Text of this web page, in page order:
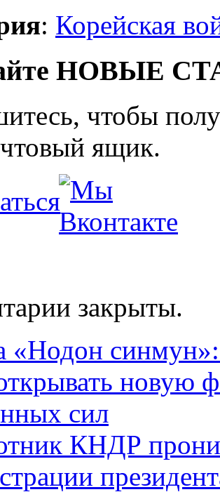
: Корейская
НОВЫЕ
чтобы
ящик.
закрыты.
«Нодон
новую
сил
КНДР